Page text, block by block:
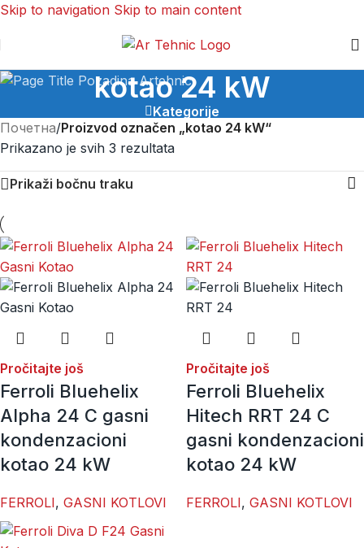
Skip to navigation Skip to main content
kotao 24 kW
Kategorije
Почетна/Proizvod označen „kotao 24 kW“
Prikazano je svih 3 rezultata
Prikaži bočnu traku
Pročitajte još
Ferroli Bluehelix
Alpha 24 C gasni
kondenzacioni
kotao 24 kW
FERROLI, GASNI KOTLOVI
Pročitajte još
Ferroli Bluehelix
Hitech RRT 24 C
gasni kondenzacioni
kotao 24 kW
FERROLI, GASNI KOTLOVI